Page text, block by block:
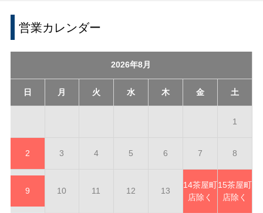
営業カレンダー
2026年8月
日 月 火 水 木 金 土
1
2 3 4 5 6 7 8
9 10 11 12 13
14茶屋町
店除く
15茶屋町
店除く